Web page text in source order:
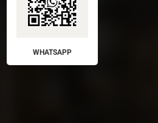
WHATSAPP